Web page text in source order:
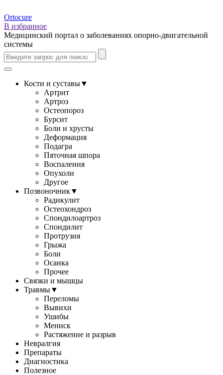
Ortocure
В избранное
Медицинский портал о заболеваниях опорно-двигательной
системы
Кости и суставы▼
Артрит
Артроз
Остеопороз
Бурсит
Боли и хрусты
Деформация
Подагра
Пяточная шпора
Воспаления
Опухоли
Другое
Позвоночник▼
Радикулит
Остеохондроз
Спондилоартроз
Спондилит
Протрузия
Грыжа
Боли
Осанка
Прочее
Связки и мышцы
Травмы▼
Переломы
Вывихи
Ушибы
Мениск
Растяжение и разрыв
Невралгия
Препараты
Диагностика
Полезное